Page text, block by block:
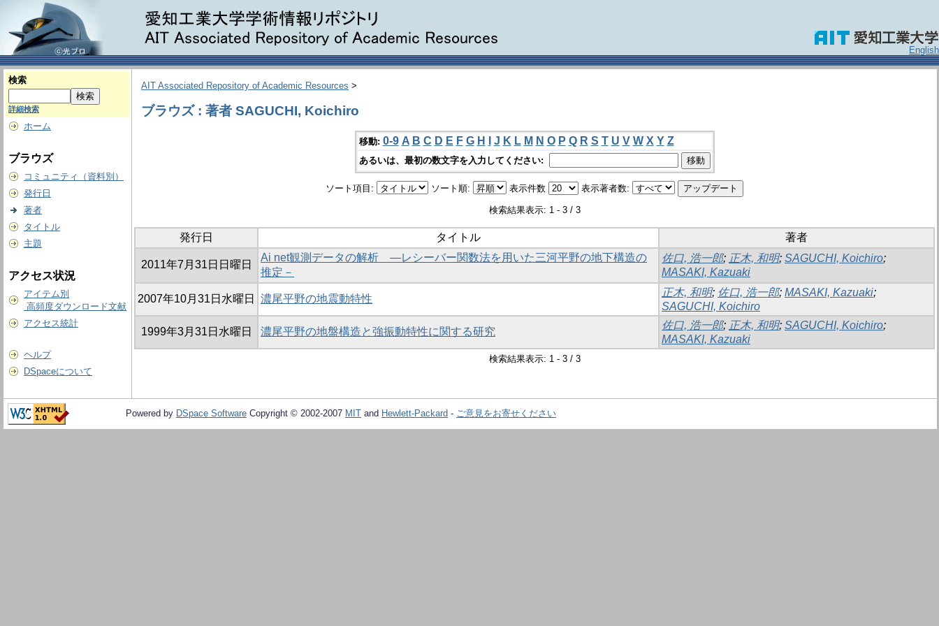
English
検索
詳細検索
ホーム
ブラウズ
コミュニティ（資料別）
発行日
著者
タイトル
主題
アクセス状況
アイテム別
高頻度ダウンロード文献
アクセス統計
ヘルプ
DSpaceについて
AIT Associated Repository of Academic Resources >
ブラウズ : 著者 SAGUCHI, Koichiro
移動: 0-9 A B C D E F G H J K L M N O P Q R S T U V W X Y Z
あるいは、最初の数文字を入力してください:
ソート項目: ソート順: 表示件数 表示著者数:
検索結果表示: 1 - 3 / 3
発行日 タイトル 著者
2011年7月31日日曜日
Ai net観測データの解析 ―レシーバー関数法を用いた三河平野の地下構造の
推定－
佐口, 浩一郎; 正木, 和明; SAGUCHI, Koichiro;
MASAKI, Kazuaki
2007年10月31日水曜日 濃尾平野の地震動特性
正木, 和明; 佐口, 浩一郎; MASAKI, Kazuaki;
SAGUCHI, Koichiro
1999年3月31日水曜日 濃尾平野の地盤構造と強振動特性に関する研究
佐口, 浩一郎; 正木, 和明; SAGUCHI, Koichiro;
MASAKI, Kazuaki
検索結果表示: 1 - 3 / 3
Powered by DSpace Software Copyright © 2002-2007 MIT and Hewlett-Packard - ご意見をお寄せください